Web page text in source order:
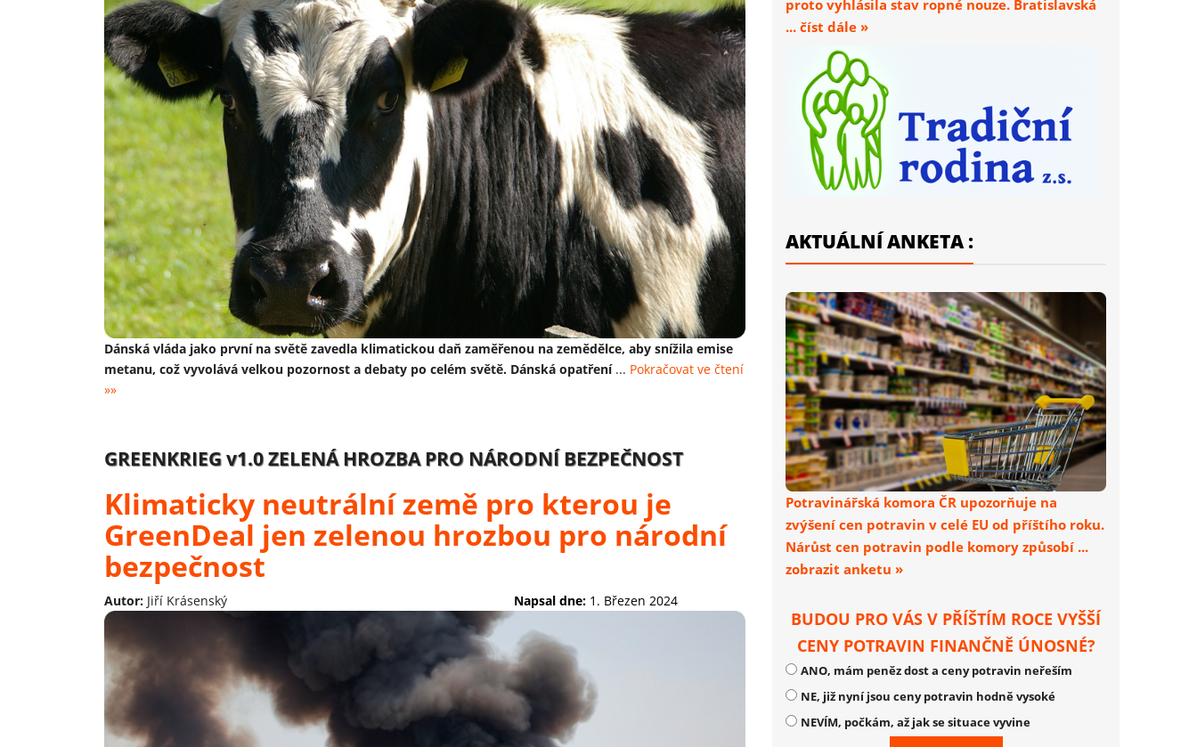
Dánská vláda jako první na světě zavedla klimatickou daň zaměřenou na zemědělce, aby snížila emise
metanu, což vyvolává velkou pozornost a debaty po celém světě. Dánská opatření... Pokračovat ve čtení
»»
GREENKRIEG v1.0 ZELENÁ HROZBA PRO NÁRODNÍ BEZPEČNOST
Klimaticky neutrální země pro kterou je
GreenDeal jen zelenou hrozbou pro národní
bezpečnost
Autor: Jiří Krásenský Napsal dne: 1. Březen 2024
proto vyhlásila stav ropné nouze. Bratislavská
... číst dále »
AKTUÁLNÍ ANKETA :
Potravinářská komora ČR upozorňuje na
zvýšení cen potravin v celé EU od příštího roku.
Nárůst cen potravin podle komory způsobí ...
zobrazit anketu »
BUDOU PRO VÁS V PŘÍŠTÍM ROCE VYŠŠÍ
CENY POTRAVIN FINANČNĚ ÚNOSNÉ?
ANO, mám peněz dost a ceny potravin neřeším
NE, již nyní jsou ceny potravin hodně vysoké
NEVÍM, počkám, až jak se situace vyvine